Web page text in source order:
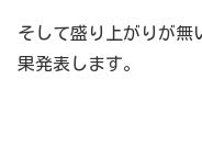
そして盛り上がりが無
果発表します。